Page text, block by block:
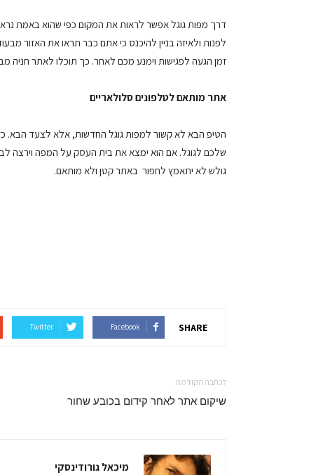
לפנות ולאיזה בניין להיכנס כי אתם כבר תראו את האזור
זמן הגעה לפגישות וימנע מכם לאחר. כך תוכלו לאתר חניה
אתר מותאם לטלפונים סלולאריים
הטיפ הבא לא קשור למפות גוגל החדשות, אלא לצעד הבא.
שלכם לגוגל. אם הוא ימצא את בית העסק על המפה וירצה
גולש לא יתאמץ לחפור באתר קטן ולא מותאם.
SHARE
Facebook
Twitter
לכתבה הקודמת
שיקום אתר לאחר קידום בכובע שחור
מיכאל גורודינסקי